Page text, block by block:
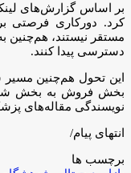
بر اساس گزارش‌های
کرد. دورکاری فرصتی
مستقر نیستند، هم‌چنین
دسترسی پیدا کنند.
این تحول هم‌چنین مسیر
بخش فروش به بخش
نویسندگی مقاله‌های
انتهای پیام/
برچسب ها